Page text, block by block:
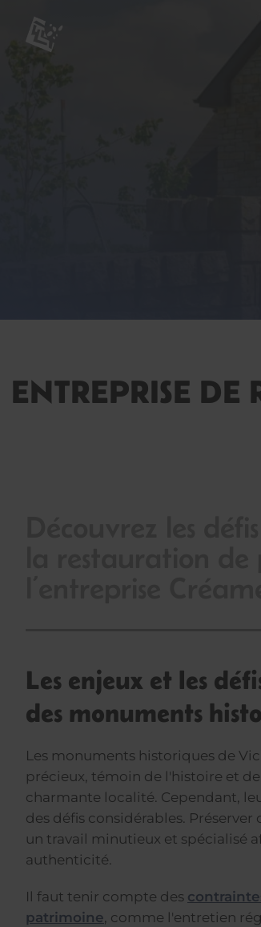
ENTREPRISE DE
Les enjeux et les
des monuments
Les monuments historiques de
précieux, témoin de l'histoire et
charmante localité. Cependant,
des défis considérables.
un travail minutieux et spécialisé
authenticité.
Il faut tenir compte des
patrimoine, comme l'entretien